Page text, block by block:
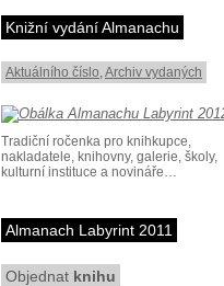
Knižní vydání Almanachu
Aktuálního číslo,Archiv vydaných
Tradiční ročenka pro knihkupce,
nakladatele, knihovny, galerie, školy,
kulturní instituce a novináře…
Almanach Labyrint 2011
Objednat knihu